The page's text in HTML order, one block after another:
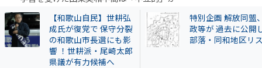
【和歌山自民】世耕弘
成氏が復党で 保守分裂
の和歌山市長選にも影
響 ！世耕派・尾崎太郎
県議が有力候補へ
特別企画 解放同盟
政等が 過去に公開
部落・同和地区リ